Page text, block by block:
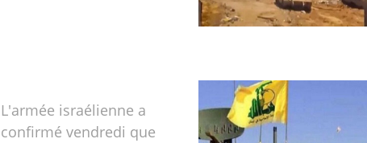
L'armée israélienne a
confirmé vendredi que